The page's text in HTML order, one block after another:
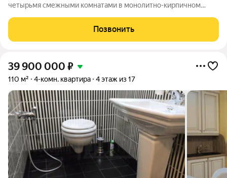
четырьмя смежными комнатами в монолитно-кирпичном
создают ощущение простора. Кухня площадью 6 м позволяет
удобно разместить всю необходимую
Позвонить
39 900 000 ₽
110 м² 4-комн. квартира 4 этаж из 17